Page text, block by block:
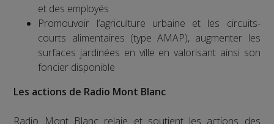
et des employés
Promouvoir l’agriculture urbaine et les circuits-
courts alimentaires (type AMAP), augmenter les
surfaces jardinées en ville en valorisant ainsi son
foncier disponible
Les actions de Radio Mont Blanc
Radio Mont Blanc relaie et soutient les actions des